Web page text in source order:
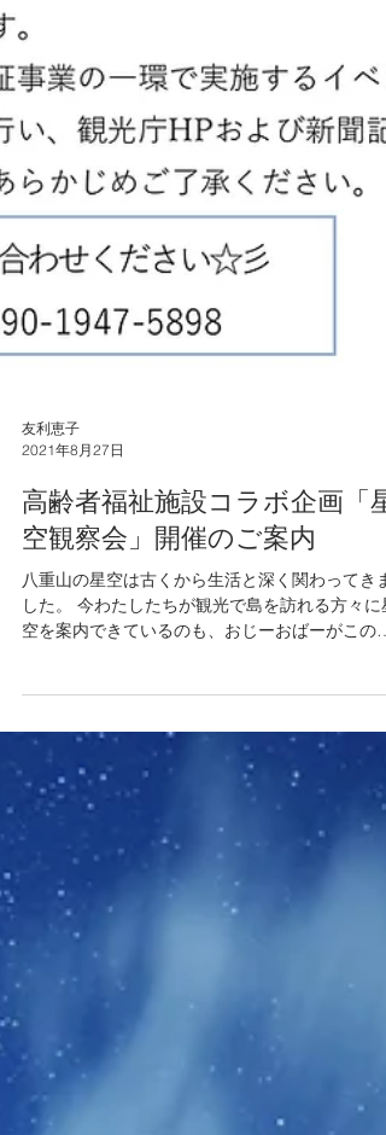
友利恵子
2021年8月27日
高齢者福祉施設コラボ企画「星
空観察会」開催のご案内
八重山の星空は古くから生活と深く関わってきま
した。 今わたしたちが観光で島を訪れる方々に星
空を案内できているのも、おじーおばーがこの島
の自然と文化を大切にしてきたからこそです。 星
や月の話をして返ってきたことば。 「月なんても
う何年も見てないさー」...